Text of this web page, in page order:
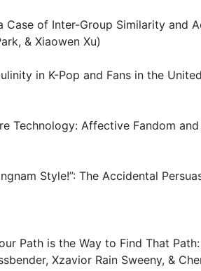
Case of Inter-Group Similarity and
& Xiaowen Xu)
in K-Pop and Fans in the
Technology: Affective Fandom
Style!”: The Accidental
Path is the Way to Find That
Xzavior Rain Sweeny, &